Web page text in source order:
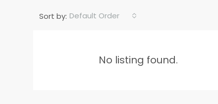
Sort by: Default Order
No listing found.